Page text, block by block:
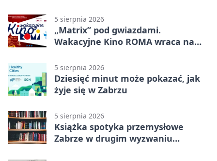
5 sierpnia 2026
„Matrix” pod gwiazdami.
Wakacyjne Kino ROMA wraca na
5 sierpnia 2026
Dziesięć minut może pokazać, jak
żyje się w Zabrzu
5 sierpnia 2026
Książka spotyka przemysłowe
Zabrze w drugim wyzwaniu